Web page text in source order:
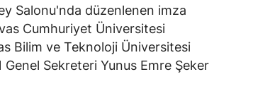
Salonu'nda düzenlenen imza
Cumhuriyet Üniversitesi
Bilim ve Teknoloji Üniversitesi
Sekreteri Yunus Emre Şeker